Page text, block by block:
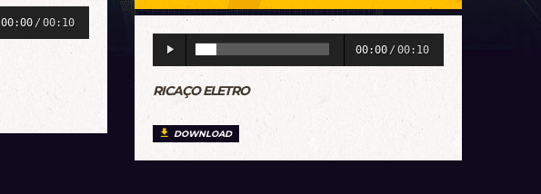
00:00 /00:10
00:00 /00:10
RICAÇO ELETRO
DOWNLOAD